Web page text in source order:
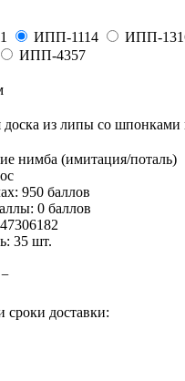
ИПП-1114 ИПП-
ИПП-4357
доска из липы со шпонками
нимба (имитация/поталь)
950 баллов
0 баллов
35 шт.
−
сроки доставки: